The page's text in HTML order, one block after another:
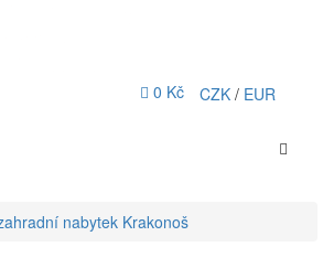
0 Kč CZK / EUR
nabytek Krakonoš